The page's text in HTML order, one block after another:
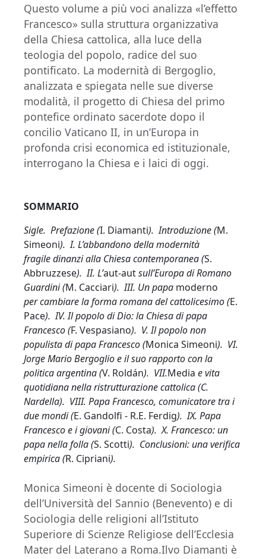
Questo volume a più voci analizza «l’effetto
Francesco» sulla struttura organizzativa
della Chiesa cattolica, alla luce della
teologia del popolo, radice del suo
pontificato. La modernità di Bergoglio,
analizzata e spiegata nelle sue diverse
modalità, il progetto di Chiesa del primo
pontefice ordinato sacerdote dopo il
concilio Vaticano II, in un’Europa in
profonda crisi economica ed istituzionale,
interrogano la Chiesa e i laici di oggi.
SOMMARIO
Sigle. Prefazione (I. Diamanti). Introduzione (M.
Simeoni). I. L’abbandono della modernità
fragile dinanzi alla Chiesa contemporanea (S.
Abbruzzese). II. L’aut-autsull’Europa di Romano
Guardini (M. Cacciari). III. Un papa moderno
per cambiare la forma romana del cattolicesimo (E.
Pace). IV. Il popolo di Dio: la Chiesa di papa
Francesco (F. Vespasiano). V. Il popolo non
populista di papa Francesco (Monica Simeoni). VI.
Jorge Mario Bergoglio e il suo rapporto con la
politica argentina (V. Roldán). VII.Media e vita
quotidiana nella ristrutturazione cattolica (C.
Nardella). VIII. Papa Francesco, comunicatore tra i
due mondi (E. Gandolfi - R.E. Ferdig). IX. Papa
Francesco e i giovani (C. Costa). X. Francesco: un
papa nella folla (S. Scotti). Conclusioni: una verifica
empirica (R. Cipriani).
Monica Simeoni è docente di Sociologia
dell’Università del Sannio (Benevento) e di
Sociologia delle religioni all’Istituto
Superiore di Scienze Religiose dell’Ecclesia
Mater del Laterano a Roma.Ilvo Diamanti è